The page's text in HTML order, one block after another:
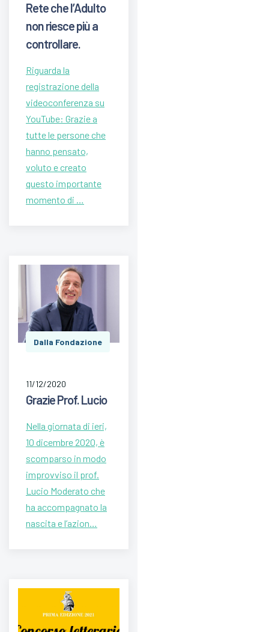
Rete che l’Adulto
non riesce più a
controllare.
Riguarda la
registrazione della
videoconferenza su
YouTube: Grazie a
tutte le persone che
hanno pensato,
voluto e creato
questo importante
momento di …
Dalla Fondazione
11/12/2020
Grazie Prof. Lucio
Nella giornata di ieri,
10 dicembre 2020, è
scomparso in modo
improvviso il prof.
Lucio Moderato che
ha accompagnato la
nascita e l’azion…